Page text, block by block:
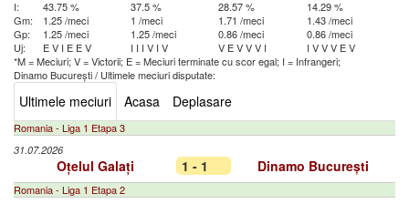
I:
43.75 % 37.5 % 28.57 %
14.29 %
Gm:
1.25 /meci 1 /meci 1.71 /meci
1.43 /meci
Gp:
1.25 /meci 1.25 /meci 0.86 /meci
0.86 /meci
Uj:
EV I E EV I I I V I V V EVVV I I VVV EV
*M = Meciuri; V = Victorii; E = Meciuri terminate cu scor egal; I = Infrangeri;
Dinamo București/ Ultimele meciuri disputate:
Ultimele meciuri Acasa Deplasare
Romania - Liga 1 Etapa 3
31.07.2026
Oțelul Galați 1 - 1 Dinamo București
Romania - Liga 1 Etapa 2